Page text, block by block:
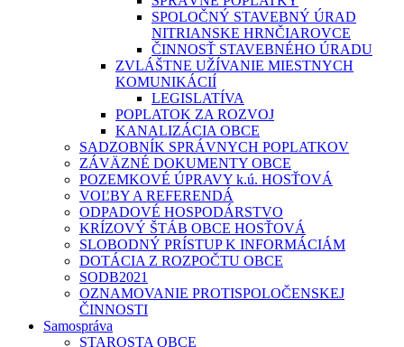
SPOLOČNÝ STAVEBNÝ ÚRAD
NITRIANSKE HRNČIAROVCE
ČINNOSŤ STAVEBNÉHO ÚRADU
ZVLÁŠTNE UŽÍVANIE MIESTNYCH
KOMUNIKÁCIÍ
LEGISLATÍVA
POPLATOK ZA ROZVOJ
KANALIZÁCIA OBCE
SADZOBNÍK SPRÁVNYCH POPLATKOV
ZÁVÄZNÉ DOKUMENTY OBCE
POZEMKOVÉ ÚPRAVY k.ú. HOSŤOVÁ
VOĽBY A REFERENDÁ
ODPADOVÉ HOSPODÁRSTVO
KRÍZOVÝ ŠTÁB OBCE HOSŤOVÁ
SLOBODNÝ PRÍSTUP K INFORMÁCIÁM
DOTÁCIA Z ROZPOČTU OBCE
SODB2021
OZNAMOVANIE PROTISPOLOČENSKEJ
ČINNOSTI
Samospráva
STAROSTA OBCE